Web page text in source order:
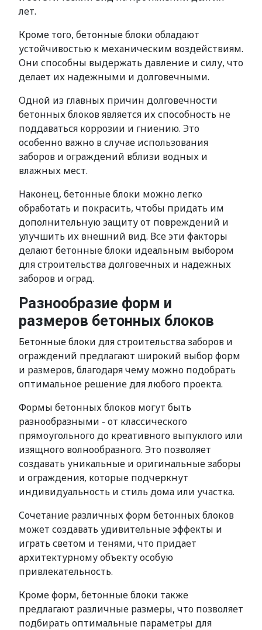
лет.
Кроме того, бетонные блоки обладают
устойчивостью к механическим воздействиям.
Они способны выдержать давление и силу, что
делает их надежными и долговечными.
Одной из главных причин долговечности
бетонных блоков является их способность не
поддаваться коррозии и гниению. Это
особенно важно в случае использования
заборов и ограждений вблизи водных и
влажных мест.
Наконец, бетонные блоки можно легко
обработать и покрасить, чтобы придать им
дополнительную защиту от повреждений и
улучшить их внешний вид. Все эти факторы
делают бетонные блоки идеальным выбором
для строительства долговечных и надежных
заборов и оград.
Разнообразие форм и
размеров бетонных блоков
Бетонные блоки для строительства заборов и
ограждений предлагают широкий выбор форм
и размеров, благодаря чему можно подобрать
оптимальное решение для любого проекта.
Формы бетонных блоков могут быть
разнообразными - от классического
прямоугольного до креативного выпуклого или
изящного волнообразного. Это позволяет
создавать уникальные и оригинальные заборы
и ограждения, которые подчеркнут
индивидуальность и стиль дома или участка.
Сочетание различных форм бетонных блоков
может создавать удивительные эффекты и
играть светом и тенями, что придает
архитектурному объекту особую
привлекательность.
Кроме форм, бетонные блоки также
предлагают различные размеры, что позволяет
подбирать оптимальные параметры для